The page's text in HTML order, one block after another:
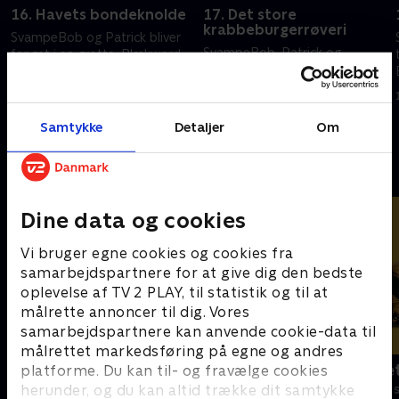
Samtykke Detaljer Om
Dine data og cookies
Vi bruger egne cookies og cookies fra
samarbejdspartnere for at give dig den bedste
oplevelse af TV 2 PLAY, til statistik og til at
målrette annoncer til dig. Vores
samarbejdspartnere kan anvende cookie-data til
målrettet markedsføring på egne og andres
platforme. Du kan til- og fravælge cookies
herunder, og du kan altid trække dit samtykke
16. Havets bondeknolde
SvampeBob og Patrick bliver
fanget i en grotte. Blækward
17. Det store
krabbeburgerrøveri
SvampeBob, Patrick og
Plankton løser et
Krabbeburger-mysterie på et
løbsk tog.
19. september 2023 • 22 min
Andre så også
F for får
Børneserier • 5 sæsoner
Spørg
Børneserier • 1